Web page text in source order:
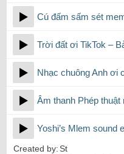
Cú đấm sấm sét
Trời đất ơi TikTok –
Nhạc chuông Anh ơi
Âm thanh Phép
Yoshi’s Mlem sound
Created by: St